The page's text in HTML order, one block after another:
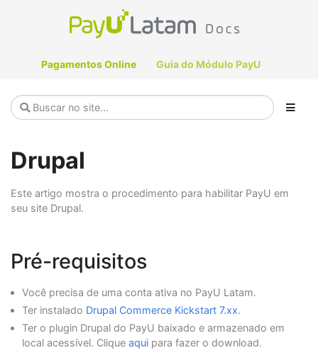
Pagamentos Online Guia do Módulo PayU
Drupal
Este artigo mostra o procedimento para habilitar PayU em
seu site Drupal.
Pré-requisitos
Você precisa de uma conta ativa no PayU Latam.
Ter instalado Drupal Commerce Kickstart 7.xx.
Ter o plugin Drupal do PayU baixado e armazenado em
local acessível. Clique aqui para fazer o download.